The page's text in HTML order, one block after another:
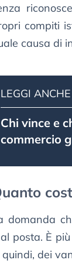
compiti
causa di
LEGGI ANCHE
Chi vince e
commercio
domanda
posta. È
quindi, dei